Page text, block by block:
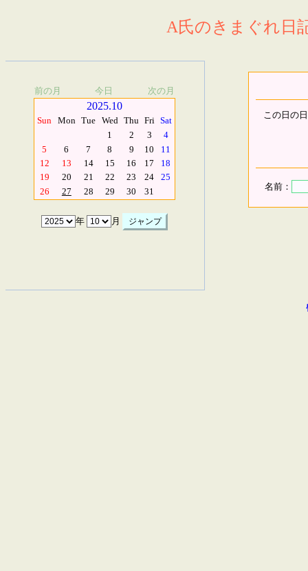
A氏のきまぐれ日
前の月 今日 次の月
2025.10
Sun Mon Tue Wed Thu Fri Sat
1
2 3
4
5
6 7 8 9 10
11
12
13 14 15 16 17
18
19
20 21 22 23 24
25
26
27 28 29 30 31
年 月
この日の
名前：